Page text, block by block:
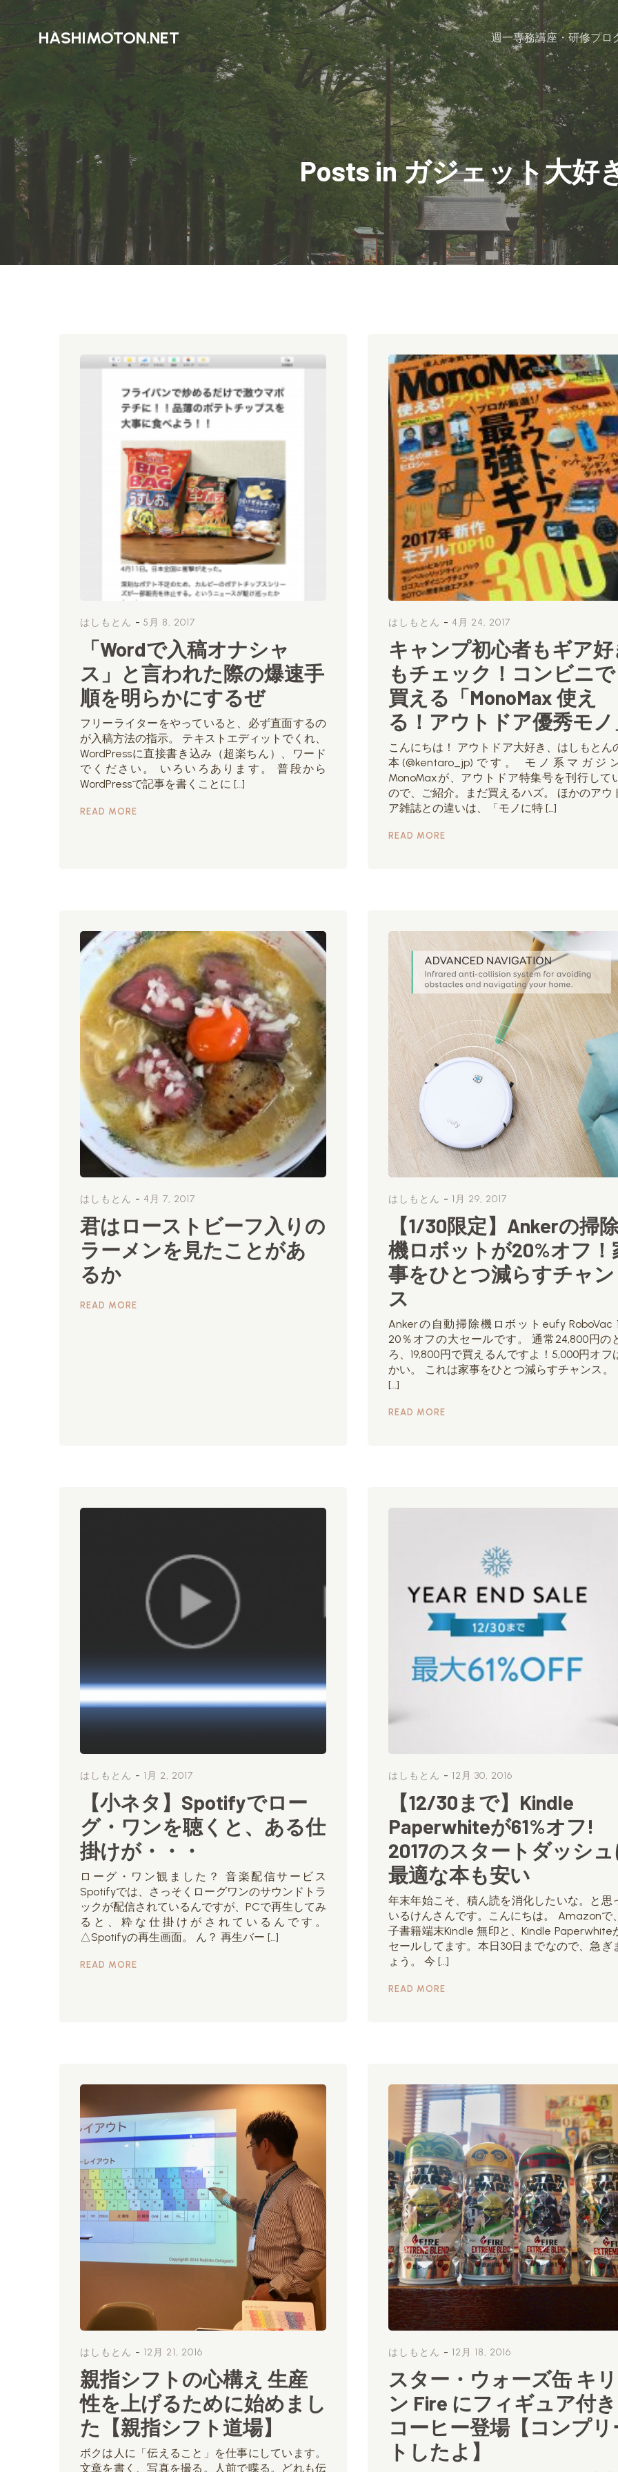
HASHIMOTON.NET 週一専務講座・研修プロ
Posts in ガジェット大好
はしもとん - 5月 8, 2017
「Wordで入稿オナシャ
ス」と言われた際の爆速手
順を明らかにするぜ
フリーライターをやっていると、必ず直面するの
が入稿方法の指示。 テキストエディットでくれ、
WordPressに直接書き込み（超楽ちん）、ワード
でください。 いろいろあります。 普段から
WordPressで記事を書くことに […]
READ MORE
はしもとん - 4月 24, 2017
キャンプ初心者もギア
もチェック！コンビニで
買える「MonoMax 使え
る！アウトドア優秀モ
こんにちは！ アウトドア大好き、はしもとん
本(@kentaro_jp)です。 モノ系マガジ
MonoMaxが、アウトドア特集号を刊行して
ので、ご紹介。まだ買えるハズ。 ほかのアウ
ア雑誌との違いは、「モノに特 […]
READ MORE
はしもとん - 4月 7, 2017
君はローストビーフ入りの
ラーメンを見たことがあ
るか
READ MORE
はしもとん - 1月 29, 2017
【1/30限定】Ankerの掃
機ロボットが20%オフ！
事をひとつ減らすチャン
ス
Ankerの自動掃除機ロボットeufy RoboVac
20％オフの大セールです。 通常24,800円の
ろ、19,800円で買えるんですよ！5,000円オフ
かい。 これは家事をひとつ減らすチャンス。
[…]
READ MORE
はしもとん - 1月 2, 2017
【小ネタ】Spotifyでロー
グ・ワンを聴くと、ある仕
掛けが・・・
ローグ・ワン観ました？ 音楽配信サービス
Spotifyでは、さっそくローグワンのサウンドトラ
ックが配信されているんですが、PCで再生してみ
ると、粋な仕掛けがされているんです。
△Spotifyの再生画面。 ん？ 再生バー […]
READ MORE
はしもとん - 12月 30, 2016
【12/30まで】Kindle
Paperwhiteが61%オフ!
2017のスタートダッシ
最適な本も安い
年末年始こそ、積ん読を消化したいな。と思
いるけんさんです。こんにちは。 Amazonで
子書籍端末Kindle 無印と、Kindle Paperwhite
セールしてます。本日30日までなので、急ぎ
ょう。 今 […]
READ MORE
はしもとん - 12月 21, 2016
親指シフトの心構え 生産
性を上げるために始めまし
た【親指シフト道場】
ボクは人に「伝えること」を仕事にしています。
文章を書く、写真を撮る。人前で喋る。どれも伝
はしもとん - 12月 18, 2016
スター・ウォーズ缶 キリ
ン Fire にフィギュア付き
コーヒー登場【コンプリ
トしたよ】